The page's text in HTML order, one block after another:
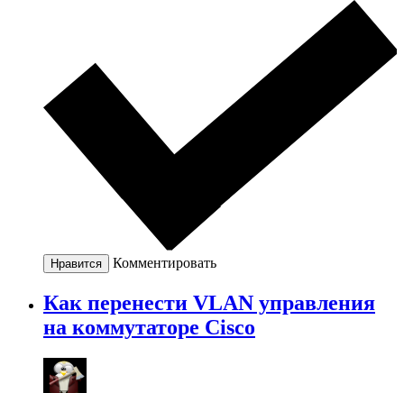
Нравится Комментировать
Как перенести VLAN управления
на коммутаторе Cisco